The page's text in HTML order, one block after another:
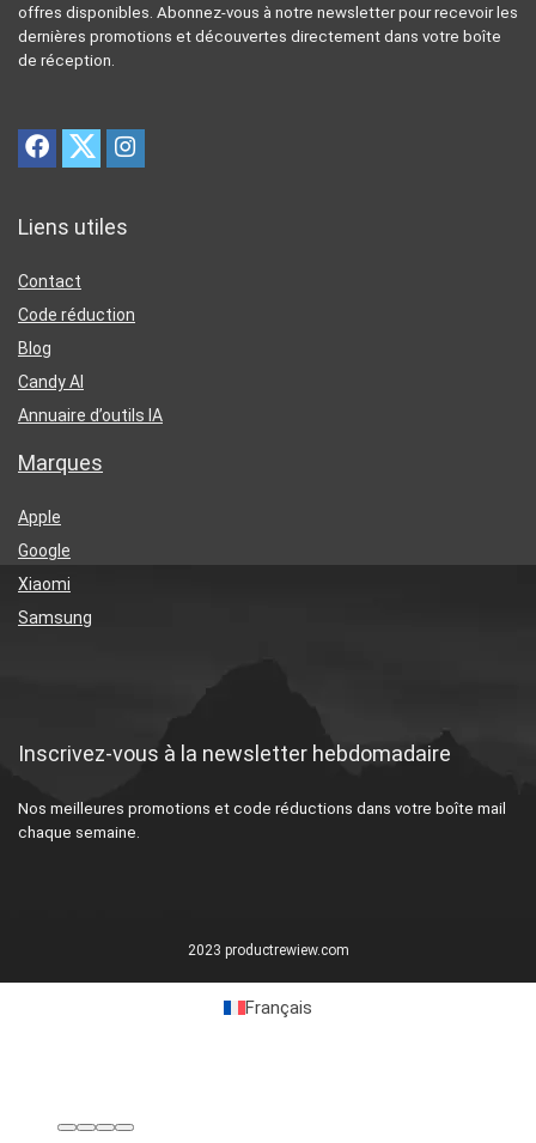
offres disponibles. Abonnez-vous à notre newsletter pour recevoir les
dernières promotions et découvertes directement dans votre boîte
de réception.
Liens utiles
Contact
Code réduction
Blog
Candy AI
Annuaire d’outils IA
Marques
Apple
Google
Xiaomi
Samsung
Inscrivez-vous à la newsletter hebdomadaire
Nos meilleures promotions et code réductions dans votre boîte mail
chaque semaine.
2023 productrewiew.com
Français